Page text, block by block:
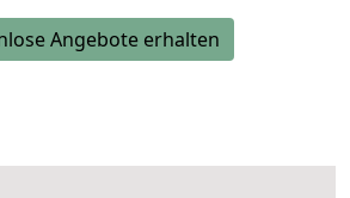
Angebote erhalten